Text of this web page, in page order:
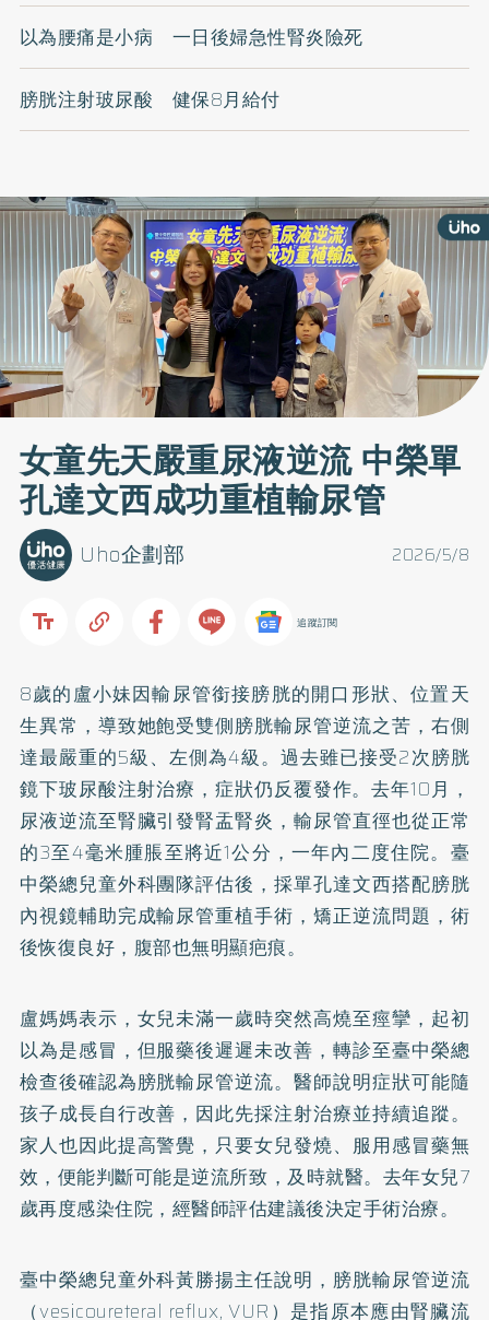
以為腰痛是小病 一日後婦急性腎炎險死
膀胱注射玻尿酸 健保8月給付
女童先天嚴重尿液逆流 中榮單
孔達文西成功重植輸尿管
2026/5/8
Uho企劃部
追蹤訂閱
8歲的盧小妹因輸尿管銜接膀胱的開口形狀、位置天
生異常，導致她飽受雙側膀胱輸尿管逆流之苦，右側
達最嚴重的5級、左側為4級。過去雖已接受2次膀胱
鏡下玻尿酸注射治療，症狀仍反覆發作。去年10月，
尿液逆流至腎臟引發腎盂腎炎，輸尿管直徑也從正常
的3至4毫米腫脹至將近1公分，一年內二度住院。臺
中榮總兒童外科團隊評估後，採單孔達文西搭配膀胱
內視鏡輔助完成輸尿管重植手術，矯正逆流問題，術
後恢復良好，腹部也無明顯疤痕。
盧媽媽表示，女兒未滿一歲時突然高燒至痙攣，起初
以為是感冒，但服藥後遲遲未改善，轉診至臺中榮總
檢查後確認為膀胱輸尿管逆流。醫師說明症狀可能隨
孩子成長自行改善，因此先採注射治療並持續追蹤。
家人也因此提高警覺，只要女兒發燒、服用感冒藥無
效，便能判斷可能是逆流所致，及時就醫。去年女兒7
歲再度感染住院，經醫師評估建議後決定手術治療。
臺中榮總兒童外科黃勝揚主任說明，膀胱輸尿管逆流
（vesicoureteral reflux, VUR）是指原本應由腎臟流